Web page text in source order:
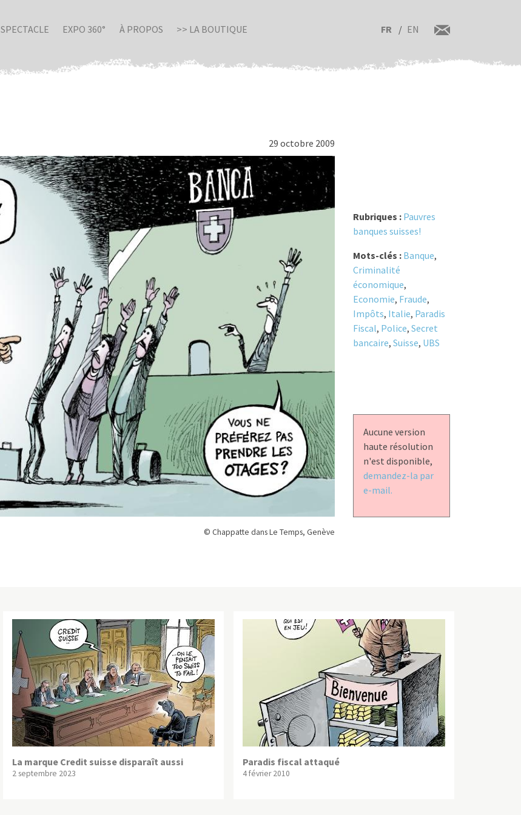
SPECTACLE EXPO 360° À PROPOS >> LA BOUTIQUE FR EN
29 octobre 2009
© Chappatte dans Le Temps, Genève
Rubriques : Pauvres
banques suisses!
Mots-clés : Banque,
Criminalité
économique,
Economie, Fraude,
Impôts, Italie, Paradis
Fiscal, Police, Secret
bancaire, Suisse, UBS
Aucune version
haute résolution
n'est disponible,
demandez-la par
e-mail.
La marque Credit suisse disparaît aussi
2 septembre 2023
Paradis fiscal attaqué
4 février 2010